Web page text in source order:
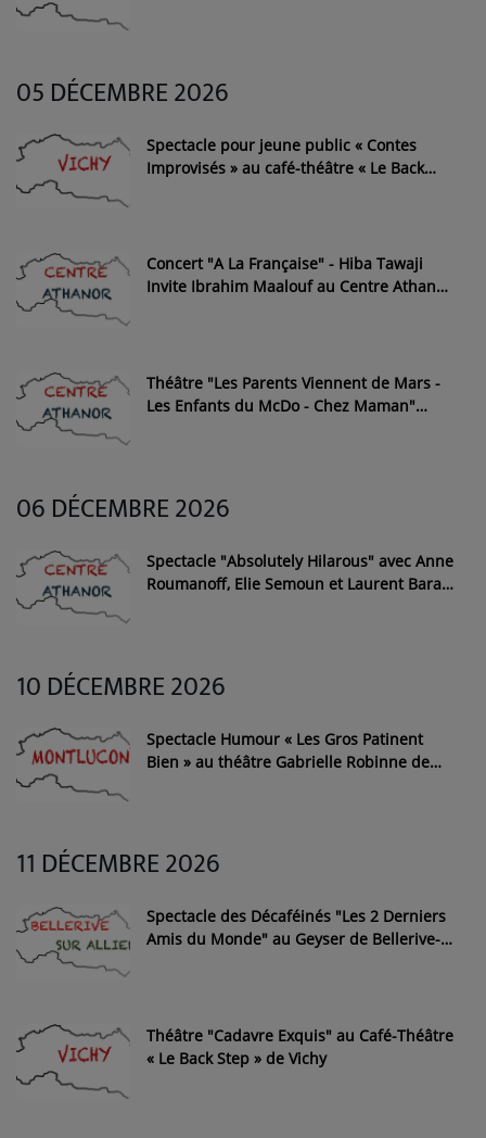
05 DÉCEMBRE 2026
Spectacle pour jeune public « Contes
Improvisés » au café-théâtre « Le Back
Concert "A La Française" - Hiba Tawaji
Invite Ibrahim Maalouf au Centre Athanor
Théâtre "Les Parents Viennent de Mars -
Les Enfants du McDo - Chez Maman"
06 DÉCEMBRE 2026
Spectacle "Absolutely Hilarous" avec Anne
Roumanoff, Elie Semoun et Laurent Barat
10 DÉCEMBRE 2026
Spectacle Humour « Les Gros Patinent
Bien » au théâtre Gabrielle Robinne de
11 DÉCEMBRE 2026
Spectacle des Décaféinés "Les 2 Derniers
Amis du Monde" au Geyser de Bellerive-
Théâtre "Cadavre Exquis" au Café-Théâtre
« Le Back Step » de Vichy